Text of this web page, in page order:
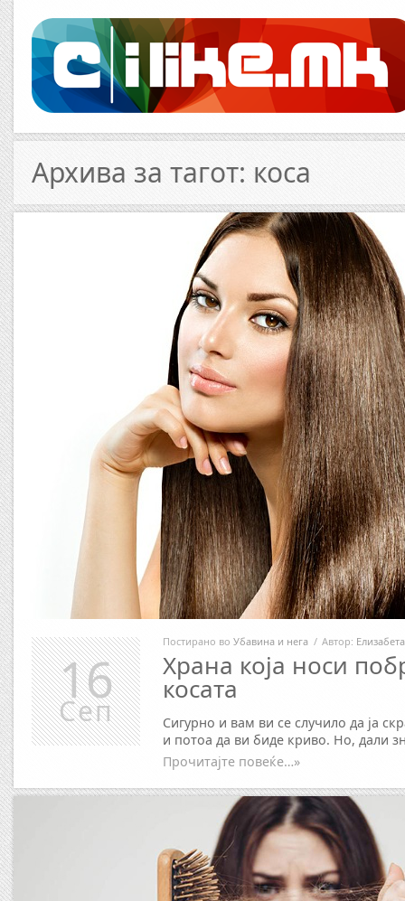
Архива за тагот: коса
Постирано во Убавина и нега / Автор:
Храна која носи
косата
Сигурно и вам ви се случило да ја
и потоа да ви биде криво. Но, дали
Прочитајте повеќе…»
16
Сеп